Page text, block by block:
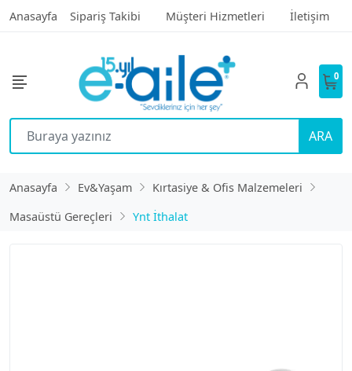
Anasayfa Sipariş Takibi Müşteri Hizmetleri İletişim
ARA
0
Anasayfa Ev&Yaşam
Kırtasiye & Ofis Malzemeleri
Masaüstü Gereçleri
Ynt İthalat